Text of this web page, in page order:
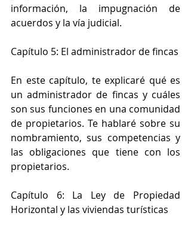
información, la impugnación de
acuerdos y la vía judicial.
Capítulo 5: El administrador de fincas
En este capítulo, te explicaré qué es
un administrador de fincas y cuáles
son sus funciones en una comunidad
de propietarios. Te hablaré sobre su
nombramiento, sus competencias y
las obligaciones que tiene con los
propietarios.
Capítulo 6: La Ley de Propiedad
Horizontal y las viviendas turísticas